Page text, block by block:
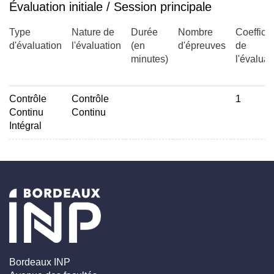
Évaluation initiale / Session principale
Type
d'évaluation
Nature de
l'évaluation
Durée
(en
minutes)
Nombre
d'épreuves
de
Contrôle
Continu
Intégral
Contrôle
Continu
1
Bordeaux INP